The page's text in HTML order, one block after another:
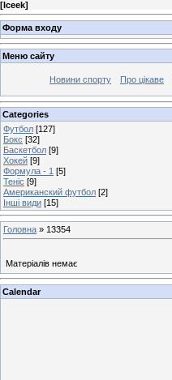
[Iceek]
Форма входу
Меню сайту
Новини спорту Про цікаве
Categories
Футбол [127]
Бокс [32]
Баскетбол [9]
Хокей [9]
Формула - 1 [5]
Теніс [9]
Американский футбол [2]
Інші види [15]
Головна » 13354
Матеріалів немає
Calendar